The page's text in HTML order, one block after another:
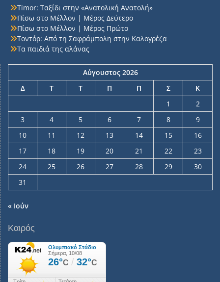
Timor: Ταξίδι στην «Ανατολική Ανατολή»
Πίσω στο Μέλλον | Μέρος Δεύτερο
Πίσω στο Μέλλον | Μέρος Πρώτο
Τοντόρ: Από τη Σαφράμπολη στην Καλογρέζα
Τα παιδιά της αλάνας
Αύγουστος 2026
Δ
Τ Τ Π Π Σ
Κ
1
2
3
4 5 6 7 8
9
10
11 12 13 14 15
16
17
18 19 20 21 22
23
24
25 26 27 28 29
30
31
« Ιούν
Καιρός